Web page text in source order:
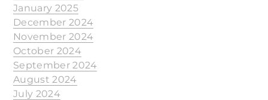
January 2025
December 2024
November 2024
October 2024
September 2024
August 2024
July 2024